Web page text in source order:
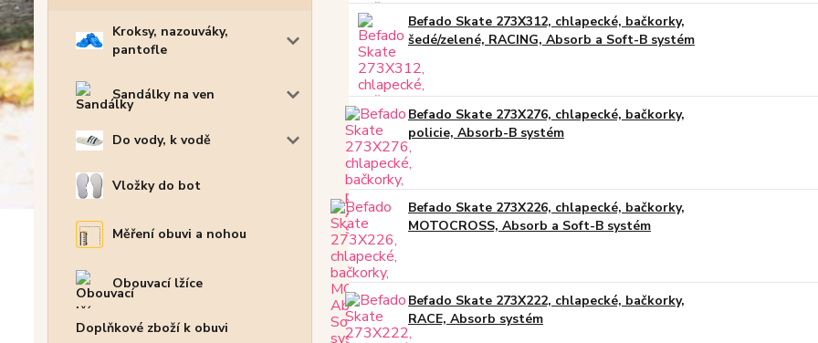
Kroksy, nazouváky,
pantofle
Sandálky na ven
Do vody, k vodě
Vložky do bot
Měření obuvi a nohou
Obouvací lžíce
Doplňkové zboží k obuvi
Befado Skate 273X312, chlapecké, bačkorky,
šedé/zelené, RACING, Absorb a Soft-B systém
Befado Skate 273X276, chlapecké, bačkorky,
policie, Absorb-B systém
Befado Skate 273X226, chlapecké, bačkorky,
MOTOCROSS, Absorb a Soft-B systém
Befado Skate 273X222, chlapecké, bačkorky,
RACE, Absorb systém